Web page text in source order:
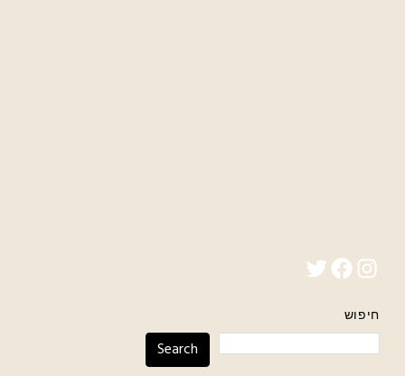
Instagram
Facebook
Twitter
חיפוש
Search